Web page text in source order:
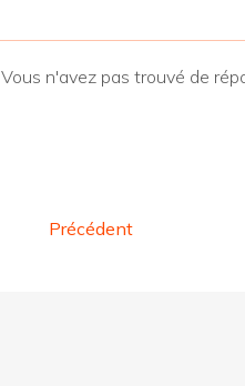
Vous n'avez pas trouvé de
Précédent